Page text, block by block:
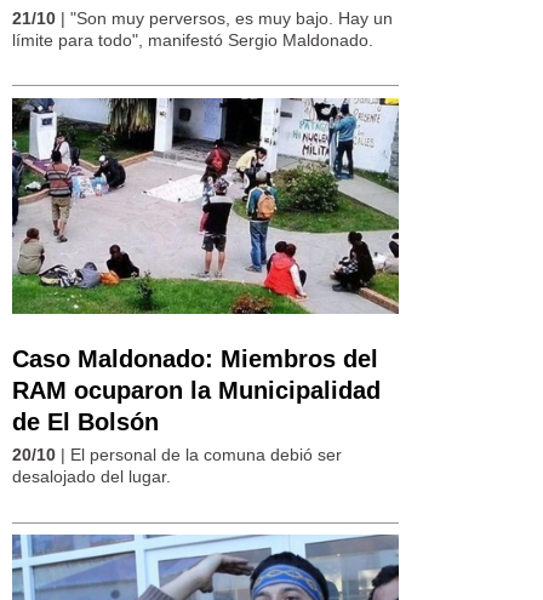
21/10 | "Son muy perversos, es muy bajo. Hay un
límite para todo", manifestó Sergio Maldonado.
Caso Maldonado: Miembros del
RAM ocuparon la Municipalidad
de El Bolsón
20/10 | El personal de la comuna debió ser
desalojado del lugar.